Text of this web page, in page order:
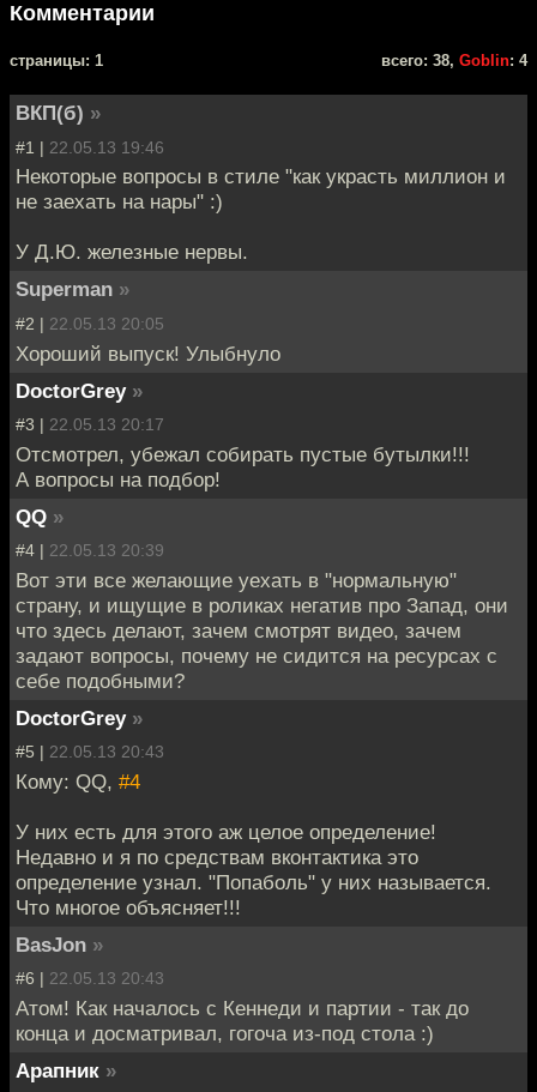
Комментарии
cтраницы: 1 всего: 38, Goblin: 4
ВКП(б) »
#1 | 22.05.13 19:46
Некоторые вопросы в стиле "как украсть миллион и
не заехать на нары" :)
У Д.Ю. железные нервы.
Superman »
#2 | 22.05.13 20:05
Хороший выпуск! Улыбнуло
DoctorGrey »
#3 | 22.05.13 20:17
Отсмотрел, убежал собирать пустые бутылки!!!
А вопросы на подбор!
QQ »
#4 | 22.05.13 20:39
Вот эти все желающие уехать в "нормальную"
страну, и ищущие в роликах негатив про Запад, они
что здесь делают, зачем смотрят видео, зачем
задают вопросы, почему не сидится на ресурсах с
себе подобными?
DoctorGrey »
#5 | 22.05.13 20:43
Кому: QQ, #4
У них есть для этого аж целое определение!
Недавно и я по средствам вконтактика это
определение узнал. "Попаболь" у них называется.
Что многое объясняет!!!
BasJon »
#6 | 22.05.13 20:43
Атом! Как началось с Кеннеди и партии - так до
конца и досматривал, гогоча из-под стола :)
Арапник »